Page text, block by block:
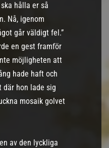
hålla er så
Nå, igenom
går väldigt fel.”
en gest framför
möjligheten att
hade haft och
där hon lade sig
mosaik golvet
av den lyckliga